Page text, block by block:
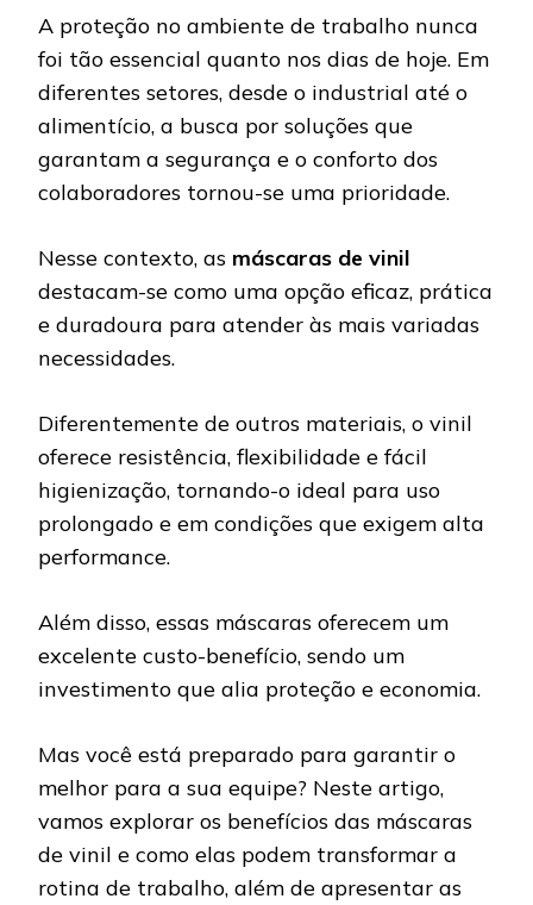
A proteção no ambiente de trabalho nunca
foi tão essencial quanto nos dias de hoje. Em
diferentes setores, desde o industrial até o
alimentício, a busca por soluções que
garantam a segurança e o conforto dos
colaboradores tornou-se uma prioridade.
Nesse contexto, as máscaras de vinil
destacam-se como uma opção eficaz, prática
e duradoura para atender às mais variadas
necessidades.
Diferentemente de outros materiais, o vinil
oferece resistência, flexibilidade e fácil
higienização, tornando-o ideal para uso
prolongado e em condições que exigem alta
performance.
Além disso, essas máscaras oferecem um
excelente custo-benefício, sendo um
investimento que alia proteção e economia.
Mas você está preparado para garantir o
melhor para a sua equipe? Neste artigo,
vamos explorar os benefícios das máscaras
de vinil e como elas podem transformar a
rotina de trabalho, além de apresentar as